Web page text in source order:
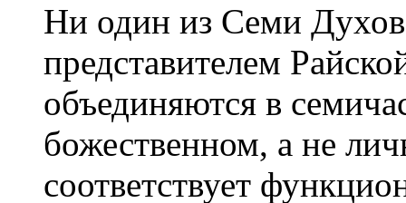
Ни один из Семи Духов
представителем
объединяются в
божественном, а не
соответствует